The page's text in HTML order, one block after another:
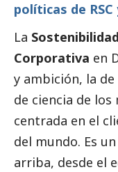
políticas de
La Sostenibilidad
Corporativa en
y ambición, la
de ciencia de
centrada en el
del mundo. Es
arriba, desde el